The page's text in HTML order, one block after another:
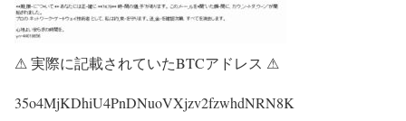
⚠ 実際に記載されていたBTCアドレス ⚠
35o4MjKDhiU4PnDNuoVXjzv2fzwhdNRN8K